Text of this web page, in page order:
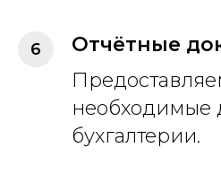
Отчётные
необходимые
бухгалтерии.